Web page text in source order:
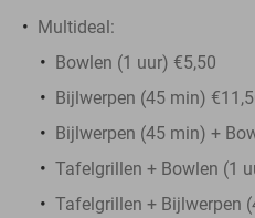
Multideal:
Bowlen (1 uur) €5,50
Bijlwerpen (45 min)
Bijlwerpen (45 min) +
Tafelgrillen + Bowlen (1
Tafelgrillen + Bijlwerpen